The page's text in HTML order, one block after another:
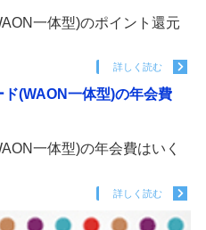
一体型)のポイント還元
詳しく読む
(WAON一体型)の年会費
一体型)の年会費はいく
詳しく読む